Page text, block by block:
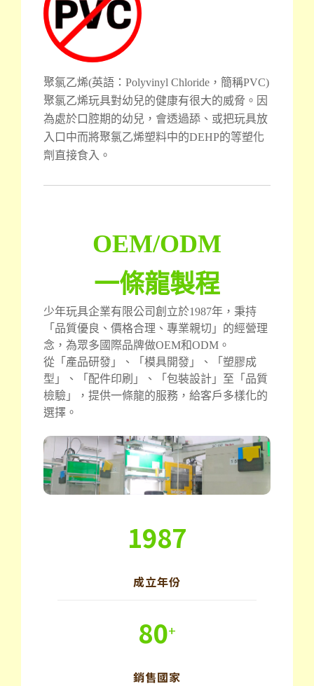
聚氯乙烯(英語：Polyvinyl Chloride，簡稱PVC)
聚氯乙烯玩具對幼兒的健康有很大的威脅。因
為處於口腔期的幼兒，會透過舔、或把玩具放
入口中而將聚氯乙烯塑料中的DEHP的等塑化
劑直接食入。
OEM/ODM
一條龍製程
少年玩具企業有限公司創立於1987年，秉持
「品質優良、價格合理、專業親切」的經營理
念，為眾多國際品牌做OEM和ODM。
從「產品研發」、「模具開發」、「塑膠成
型」、「配件印刷」、「包裝設計」至「品質
檢驗」，提供一條龍的服務，給客戶多樣化的
選擇。
1987
成立年份
80+
銷售國家